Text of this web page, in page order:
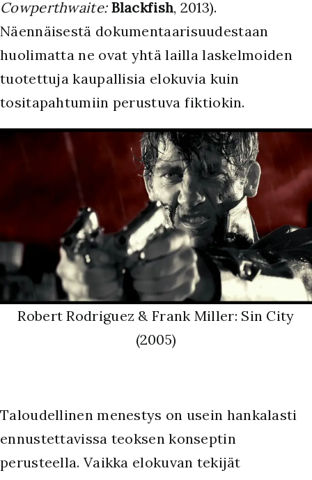
Cowperthwaite: Blackfish, 2013).
Näennäisestä dokumentaarisuudestaan
huolimatta ne ovat yhtä lailla laskelmoiden
tuotettuja kaupallisia elokuvia kuin
tositapahtumiin perustuva fiktiokin.
Robert Rodriguez & Frank Miller: Sin City
(2005)
Taloudellinen menestys on usein hankalasti
ennustettavissa teoksen konseptin
perusteella. Vaikka elokuvan tekijät